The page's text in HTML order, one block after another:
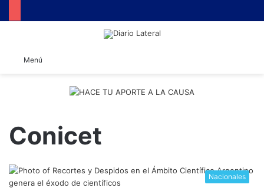
Menú
Conicet
Nacionales